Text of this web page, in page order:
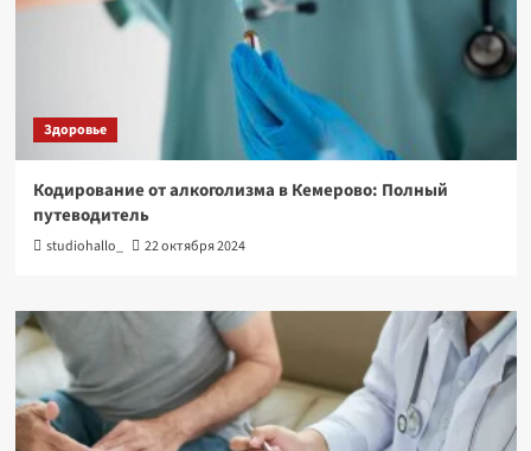
Здоровье
Кодирование от алкоголизма в Кемерово: Полный
путеводитель
studiohallo_ 22 октября 2024